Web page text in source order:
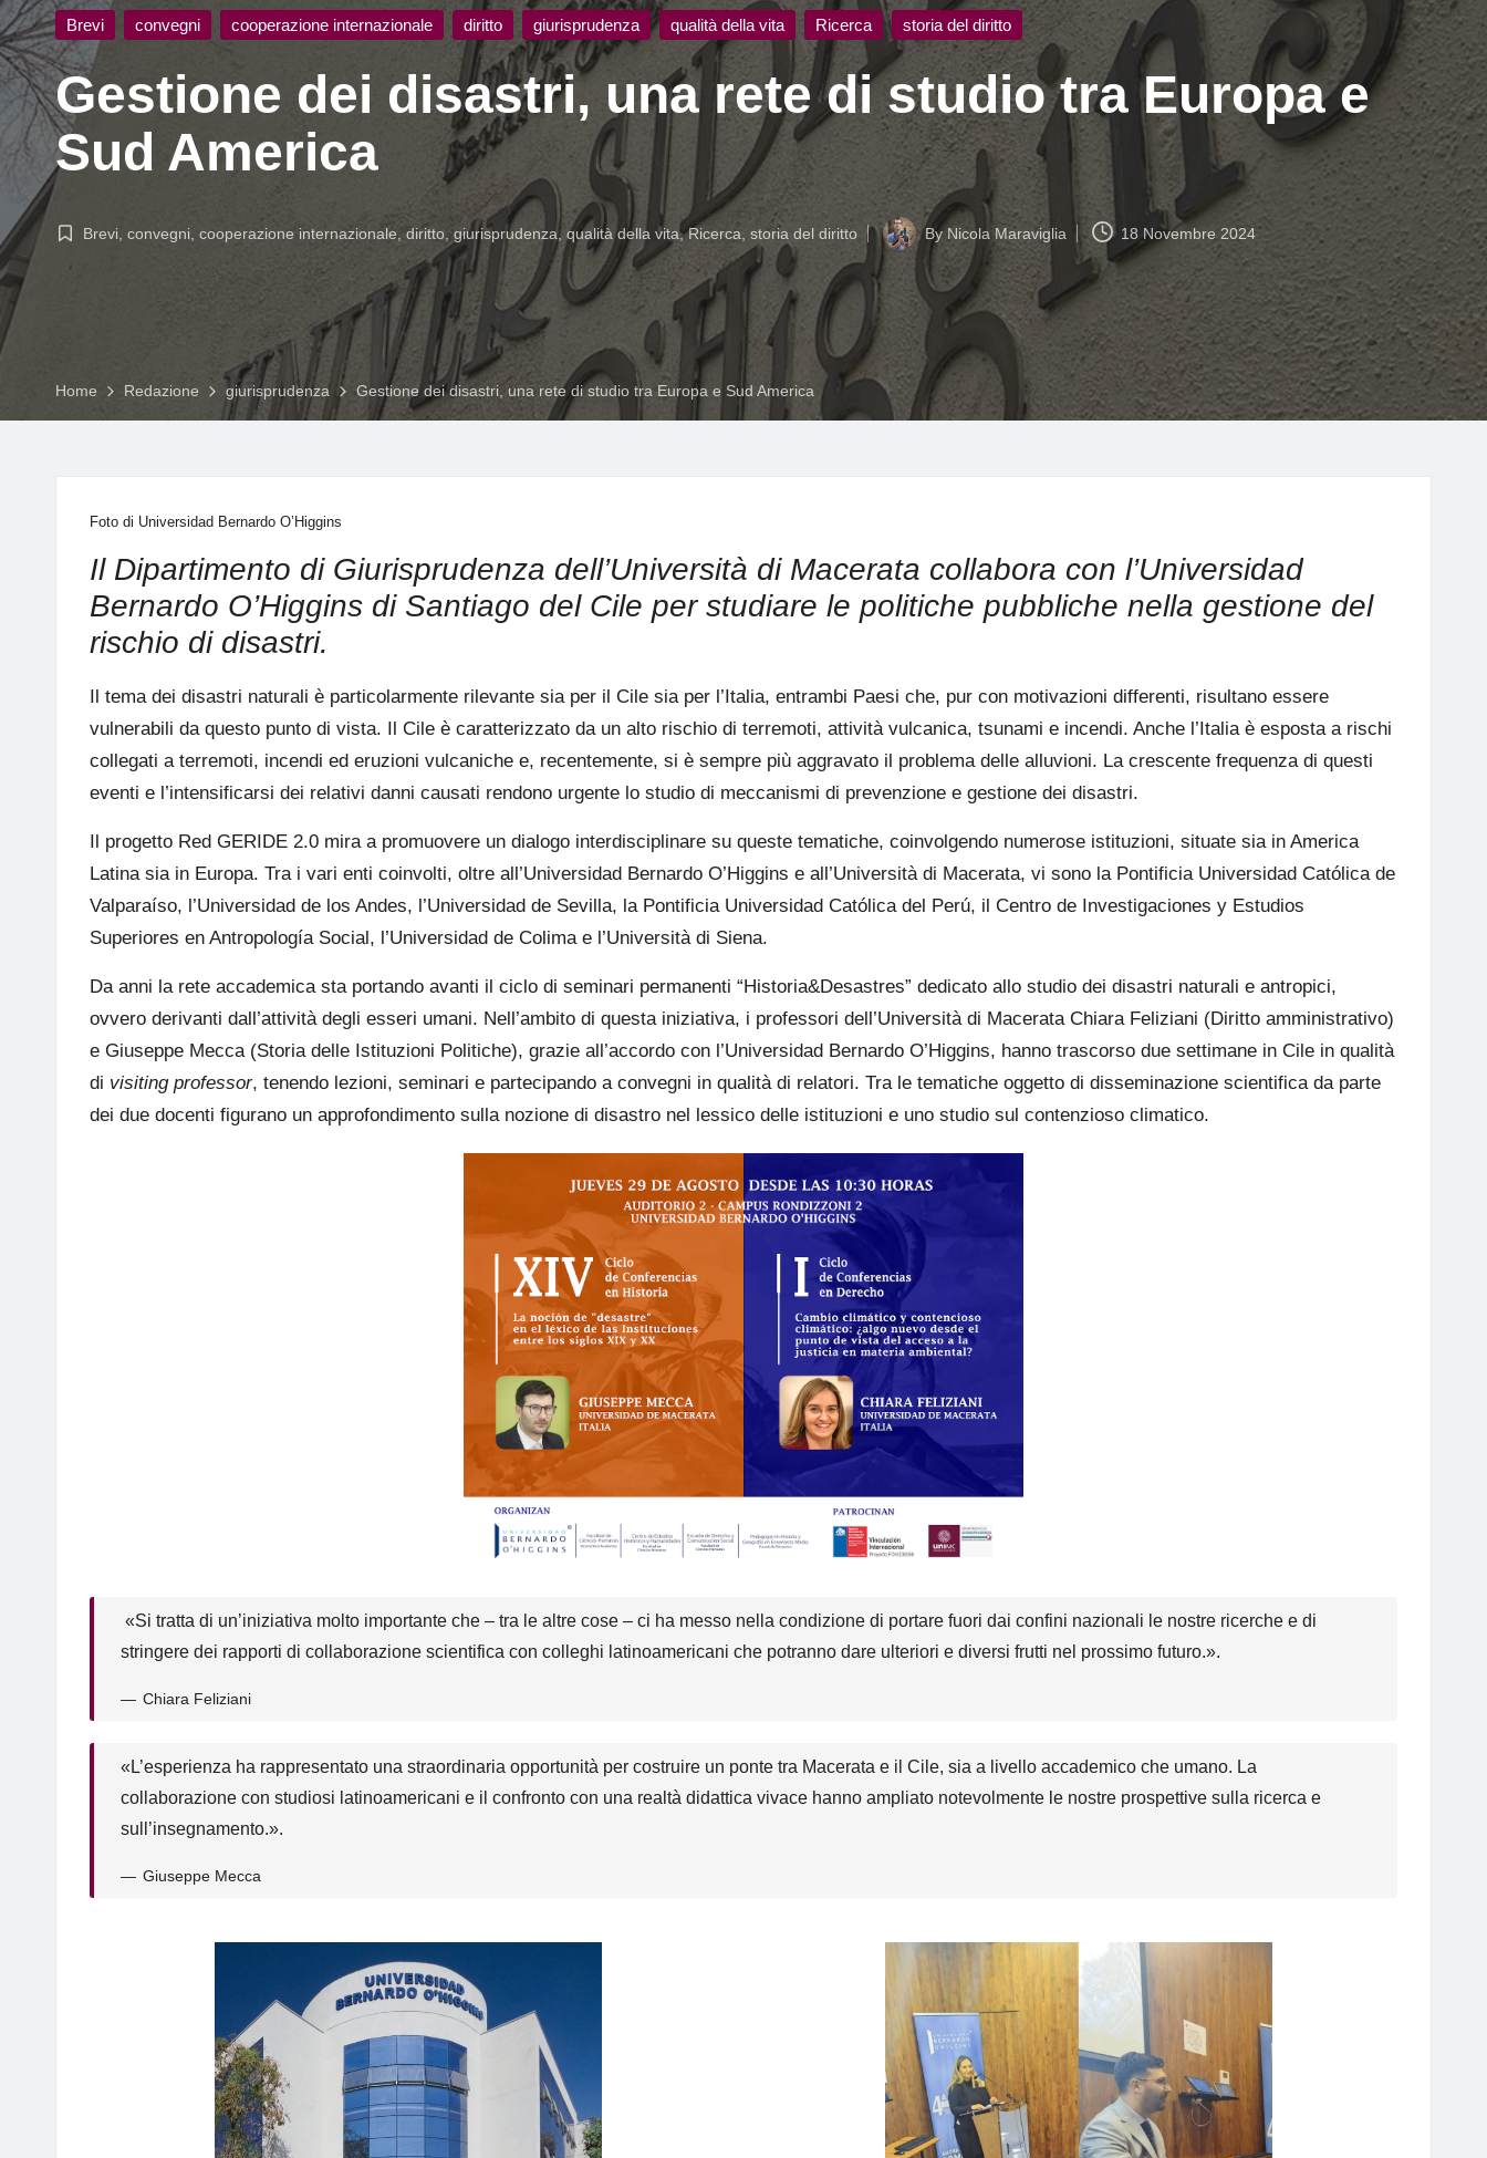
Posted
in
Brevi convegni cooperazione internazionale diritto giurisprudenza qualità della vita Ricerca storia del diritto
Gestione dei disastri, una rete di studio tra Europa e
Sud America
Posted
Brevi ,convegni ,cooperazione internazionale ,diritto ,giurisprudenza,qualità della vita,Ricerca ,storia del diritto
Posted
By Nicola Maraviglia 18 Novembre 2024
Home Redazione giurisprudenza Gestione dei disastri, una rete di studio tra Europa e Sud America
Foto di Universidad Bernardo O’Higgins
Il Dipartimento di Giurisprudenza dell’Università di Macerata collabora con l’Universidad
Bernardo O’Higgins di Santiago del Cile per studiare le politiche pubbliche nella gestione del
rischio di disastri.
Il tema dei disastri naturali è particolarmente rilevante sia per il Cile sia per l’Italia, entrambi Paesi che, pur con motivazioni differenti, risultano essere
vulnerabili da questo punto di vista. Il Cile è caratterizzato da un alto rischio di terremoti, attività vulcanica, tsunami e incendi. Anche l’Italia è esposta a rischi
collegati a terremoti, incendi ed eruzioni vulcaniche e, recentemente, si è sempre più aggravato il problema delle alluvioni. La crescente frequenza di questi
eventi e l’intensificarsi dei relativi danni causati rendono urgente lo studio di meccanismi di prevenzione e gestione dei disastri.
Il progetto Red GERIDE 2.0 mira a promuovere un dialogo interdisciplinare su queste tematiche, coinvolgendo numerose istituzioni, situate sia in America
Latina sia in Europa. Tra i vari enti coinvolti, oltre all’Universidad Bernardo O’Higgins e all’Università di Macerata, vi sono la Pontificia Universidad Católica de
Valparaíso, l’Universidad de los Andes, l’Universidad de Sevilla, la Pontificia Universidad Católica del Perú, il Centro de Investigaciones y Estudios
Superiores en Antropología Social, l’Universidad de Colima e l’Università di Siena.
Da anni la rete accademica sta portando avanti il ciclo di seminari permanenti “Historia&Desastres” dedicato allo studio dei disastri naturali e antropici,
ovvero derivanti dall’attività degli esseri umani. Nell’ambito di questa iniziativa, i professori dell’Università di Macerata Chiara Feliziani (Diritto amministrativo)
e Giuseppe Mecca(Storia delle Istituzioni Politiche), grazie all’accordo con l’Universidad Bernardo O’Higgins, hanno trascorso due settimane in Cile in qualità
di visiting professor, tenendo lezioni, seminari e partecipando a convegni in qualità di relatori. Tra le tematiche oggetto di disseminazione scientifica da parte
dei due docenti figurano un approfondimento sulla nozione di disastro nel lessico delle istituzioni e uno studio sul contenzioso climatico.
«Si tratta di un’iniziativa molto importante che – tra le altre cose – ci ha messo nella condizione di portare fuori dai confini nazionali le nostre ricerche e di
stringere dei rapporti di collaborazione scientifica con colleghi latinoamericani che potranno dare ulteriori e diversi frutti nel prossimo futuro.».
Chiara Feliziani
«L’esperienza ha rappresentato una straordinaria opportunità per costruire un ponte tra Macerata e il Cile, sia a livello accademico che umano. La
collaborazione con studiosi latinoamericani e il confronto con una realtà didattica vivace hanno ampliato notevolmente le nostre prospettive sulla ricerca e
sull’insegnamento.».
Giuseppe Mecca